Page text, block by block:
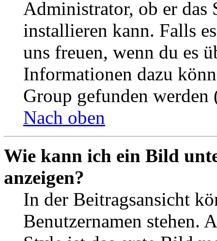
Administrator, ob er das
installieren kann. Falls
uns freuen, wenn du es
Informationen dazu
Group gefunden
Nach oben
Wie kann ich ein Bild
anzeigen?
In der Beitragsansicht
Benutzernamen stehen.